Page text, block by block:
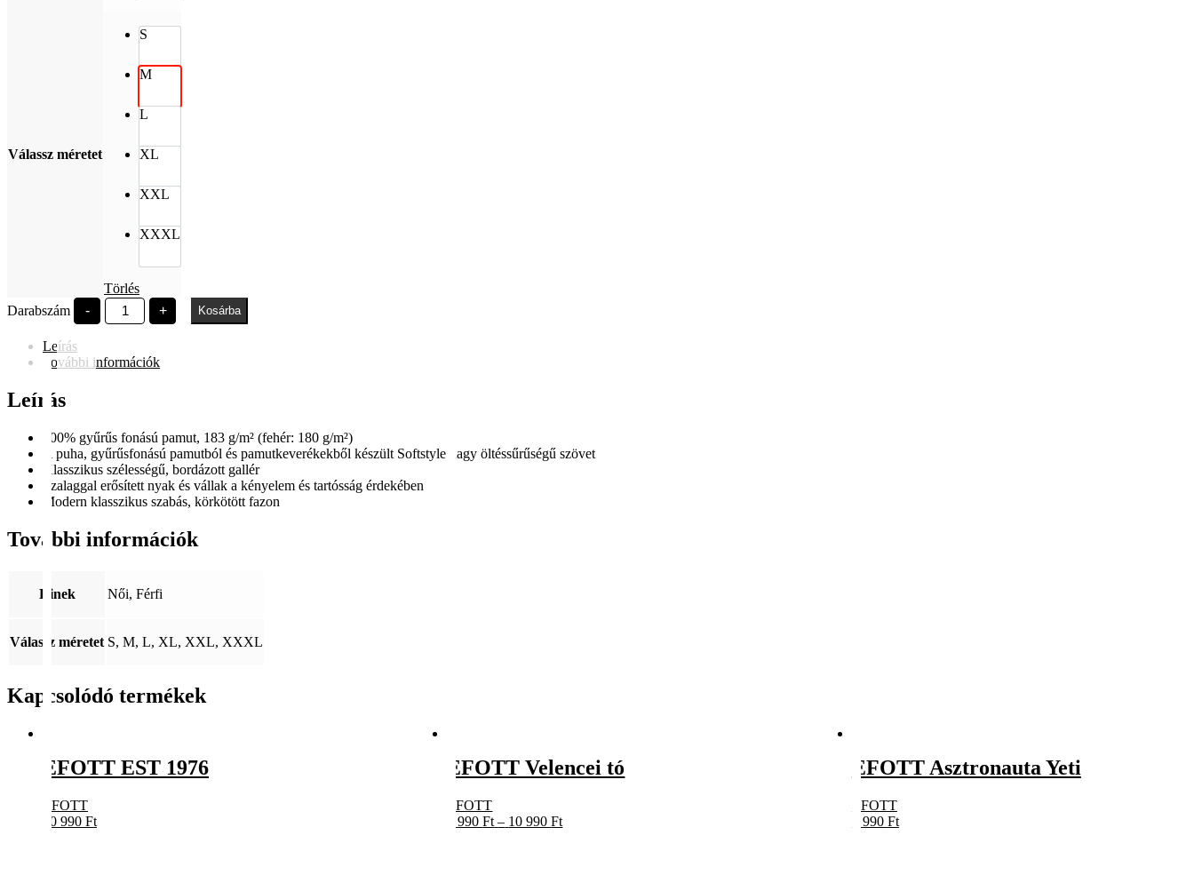
Válassz méretet
S
M
L
XL
XXL
XXXL
Törlés
Darabszám
-
EFOTT
history50
+ Kosárba
Leírás
További információk
Leírás
100% gyűrűs fonású pamut, 183 g/m² (fehér: 180 g/m²)
A puha, gyűrűsfonású pamutból és pamutkeverékekből készült Softstyle nagy öltéssűrűségű szövet
Klasszikus szélességű, bordázott gallér
Szalaggal erősített nyak és vállak a kényelem és tartósság érdekében
Modern klasszikus szabás, körkötött fazon
További információk
Kinek Női, Férfi
Válassz méretet S, M, L, XL, XXL, XXXL
Kapcsolódó termékek
EFOTT EST 1976
EFOTT
10 990 Ft
EFOTT Velencei tó
EFOTT
9 990Ft – 10 990FtÁrtartomány:
EFOTT Asztronauta Yeti
EFOTT
5 990 Ft